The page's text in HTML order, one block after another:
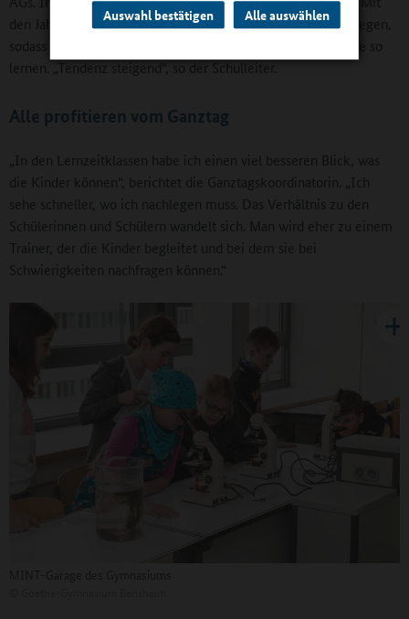
Auswahl bestätigen Alle auswählen
den Jahren ist die Nachfrage nach den Lernzeitklassen gestiegen,
sodass aktuell drei von sechs Klassen in der 5. Jahrgangsstufe so
lernen. „Tendenz steigend“, so der Schulleiter.
Alle profitieren vom Ganztag
„In den Lernzeitklassen habe ich einen viel besseren Blick, was
die Kinder können“, berichtet die Ganztagskoordinatorin. „Ich
sehe schneller, wo ich nachlegen muss. Das Verhältnis zu den
Schülerinnen und Schülern wandelt sich. Man wird eher zu einem
Trainer, der die Kinder begleitet und bei dem sie bei
Schwierigkeiten nachfragen können.“